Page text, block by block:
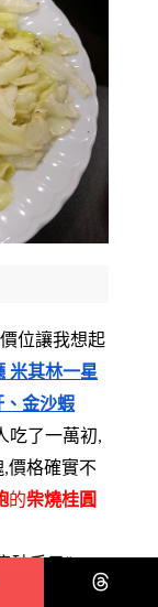
位讓我想起
米其林一星
、金沙蝦
吃了一萬初,
價格確實不
的柴燒桂圓